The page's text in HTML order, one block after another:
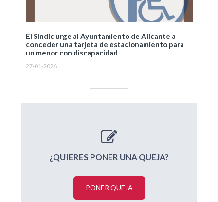
El Síndic urge al Ayuntamiento de Alicante a
conceder una tarjeta de estacionamiento para
un menor con discapacidad
27-01-2026
¿QUIERES PONER UNA QUEJA?
PONER QUEJA